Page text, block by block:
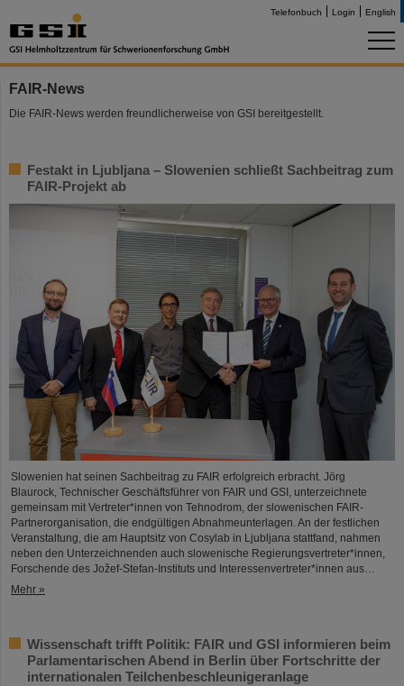
Telefonbuch Login English
FAIR-News
Die FAIR-News werden freundlicherweise von GSI bereitgestellt.
Festakt in Ljubljana – Slowenien schließt Sachbeitrag zum
FAIR-Projekt ab
Slowenien hat seinen Sachbeitrag zu FAIR erfolgreich erbracht. Jörg
Blaurock, Technischer Geschäftsführer von FAIR und GSI, unterzeichnete
gemeinsam mit Vertreter*innen von Tehnodrom, der slowenischen FAIR-
Partnerorganisation, die endgültigen Abnahmeunterlagen. An der festlichen
Veranstaltung, die am Hauptsitz von Cosylab in Ljubljana stattfand, nahmen
neben den Unterzeichnenden auch slowenische Regierungsvertreter*innen,
Forschende des Jožef-Stefan-Instituts und Interessenvertreter*innen aus…
Mehr »
Wissenschaft trifft Politik: FAIR und GSI informieren beim
Parlamentarischen Abend in Berlin über Fortschritte der
internationalen Teilchenbeschleunigeranlage